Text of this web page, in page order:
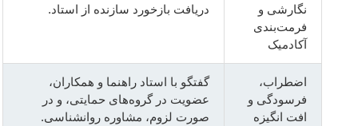
نگارشی و
فرمت‌بندی
آکادمیک
دریافت بازخورد سازنده از استاد.
اضطراب،
فرسودگی و
افت انگیزه
گفتگو با استاد راهنما و همکاران،
عضویت در گروه‌های حمایتی، و در
صورت لزوم، مشاوره روانشناسی.